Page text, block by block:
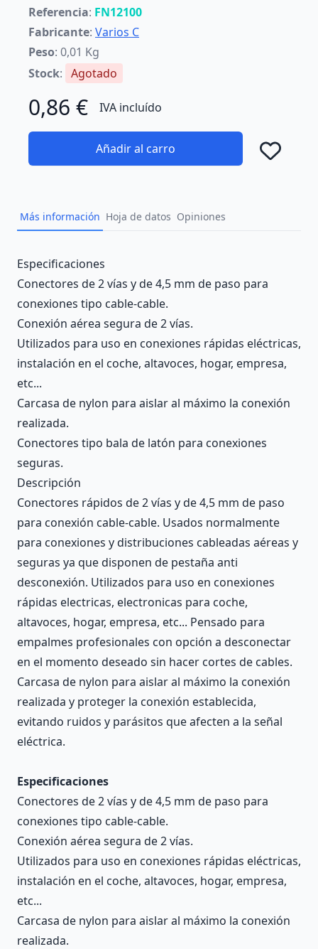
Referencia: FN12100
Fabricante: Varios C
Peso: 0,01 Kg
Stock: Agotado
0,86 € IVA incluído
Añadir al carro
Más información Hoja de datos Opiniones
Description
Especificaciones
Conectores de 2 vías y de 4,5 mm de paso para
conexiones tipo cable-cable.
Conexión aérea segura de 2 vías.
Utilizados para uso en conexiones rápidas eléctricas,
instalación en el coche, altavoces, hogar, empresa,
etc...
Carcasa de nylon para aislar al máximo la conexión
realizada.
Conectores tipo bala de latón para conexiones
seguras.
Descripción
Conectores rápidos de 2 vías y de 4,5 mm de paso
para conexión cable-cable. Usados normalmente
para conexiones y distribuciones cableadas aéreas y
seguras ya que disponen de pestaña anti
desconexión. Utilizados para uso en conexiones
rápidas electricas, electronicas para coche,
altavoces, hogar, empresa, etc... Pensado para
empalmes profesionales con opción a desconectar
en el momento deseado sin hacer cortes de cables.
Carcasa de nylon para aislar al máximo la conexión
realizada y proteger la conexión establecida,
evitando ruidos y parásitos que afecten a la señal
eléctrica.
Especificaciones
Conectores de 2 vías y de 4,5 mm de paso para
conexiones tipo cable-cable.
Conexión aérea segura de 2 vías.
Utilizados para uso en conexiones rápidas eléctricas,
instalación en el coche, altavoces, hogar, empresa,
etc...
Carcasa de nylon para aislar al máximo la conexión
realizada.